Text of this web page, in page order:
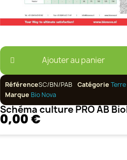
Ajouter au panier
RéférenceSC/BN/PAB CatégorieTerre
Marque Bio Nova
0,00 €